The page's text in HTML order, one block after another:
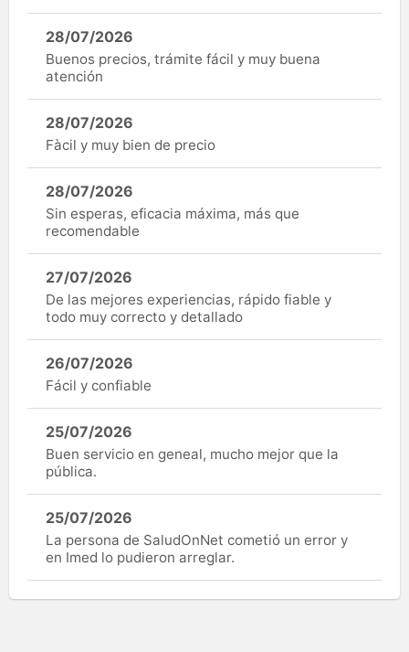
28/07/2026
Buenos precios, trámite fácil y muy buena
atención
28/07/2026
Fàcil y muy bien de precio
28/07/2026
Sin esperas, eficacia máxima, más que
recomendable
27/07/2026
De las mejores experiencias, rápido fiable y
todo muy correcto y detallado
26/07/2026
Fácil y confiable
25/07/2026
Buen servicio en geneal, mucho mejor que la
pública.
25/07/2026
La persona de SaludOnNet cometió un error y
en Imed lo pudieron arreglar.